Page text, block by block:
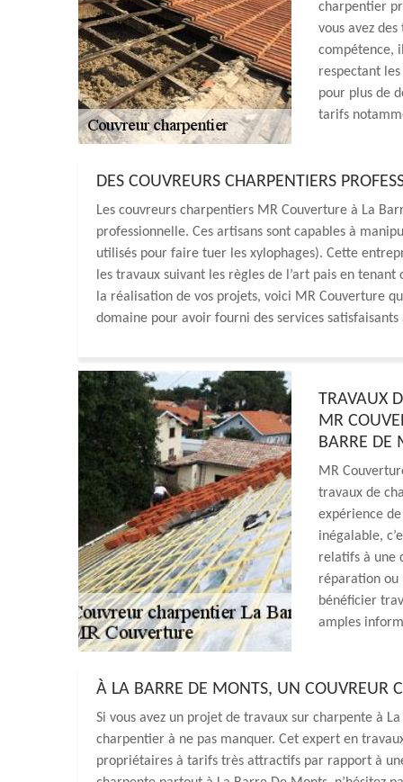
charpentier
vous avez
compétence,
respectant
pour plus de
tarifs
DES COUVREURS CHARPENTIERS
Les couvreurs charpentiers MR Couverture à La
professionnelle. Ces artisans sont capables à
utilisés pour faire tuer les xylophages). Cette
les travaux suivant les règles de l’art pais en
la réalisation de vos projets, voici MR Couverture
domaine pour avoir fourni des services
TRAVAUX
MR
BARRE DE
MR
travaux de
expérience
inégalable,
relatifs à une
réparation ou
bénéficier
amples
À LA BARRE DE MONTS, UN COUVREUR
Si vous avez un projet de travaux sur charpente à
charpentier à ne pas manquer. Cet expert en
propriétaires à tarifs très attractifs par rapport à